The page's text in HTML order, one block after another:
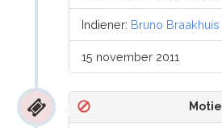
Indiener: Bruno Braakhuis
15 november 2011
Motie